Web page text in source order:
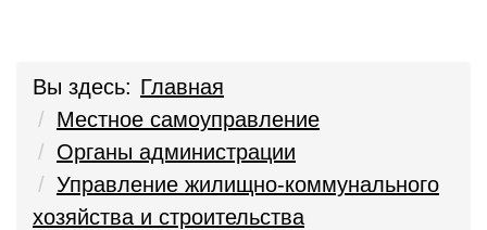
Вы здесь: Главная
Местное самоуправление
Органы администрации
Управление жилищно-коммунального
хозяйства и строительства